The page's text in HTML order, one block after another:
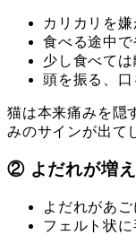
カリカリを嫌
食べる途中で
少し食べては
頭を振る、口
猫は本来痛みを隠
みのサインが出て
② よだれが増
よだれがあご
フェルト状